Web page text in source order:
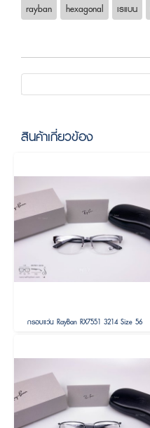
rayban hexagonal เรแบน
สินค้าเกี่ยวข้อง
กรอบแว่น RayBan RX7551 3214 Size 56